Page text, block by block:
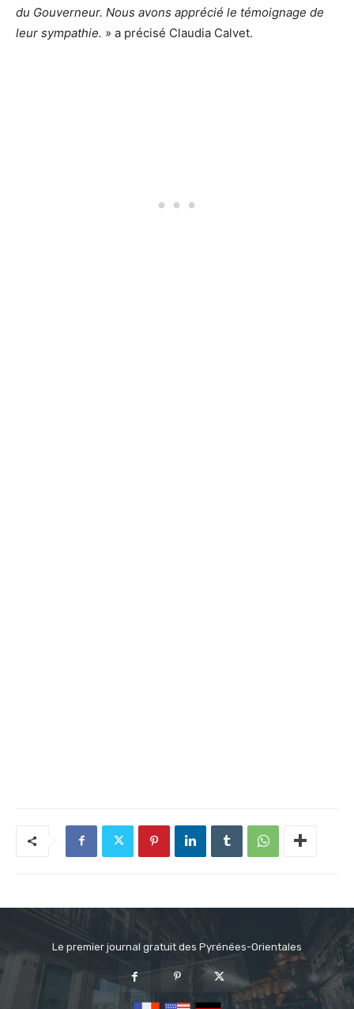
du Gouverneur. Nous avons apprécié le témoignage de
leur sympathie. » a précisé Claudia Calvet.
Le premier journal gratuit des Pyrénées-Orientales